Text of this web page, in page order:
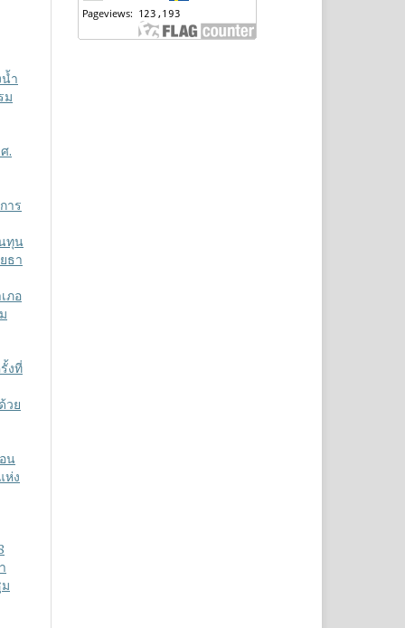
ำ
ม
.
าร
ทุน
ธา
ภอ
งที่
วย
น
ห่ง